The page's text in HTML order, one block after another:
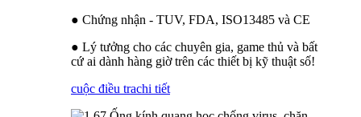
● Chứng nhận - TUV, FDA, ISO13485 và CE
● Lý tưởng cho các chuyên gia, game thủ và bất
cứ ai dành hàng giờ trên các thiết bị kỹ thuật số!
cuộc điều trachi tiết